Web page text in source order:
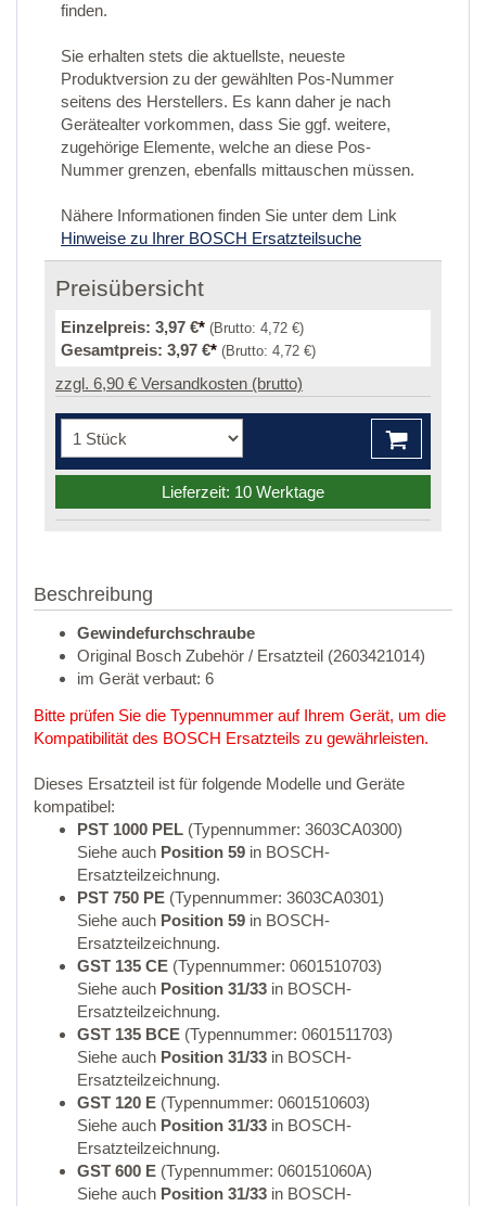
finden.
Sie erhalten stets die aktuellste, neueste
Produktversion zu der gewählten Pos-Nummer
seitens des Herstellers. Es kann daher je nach
Gerätealter vorkommen, dass Sie ggf. weitere,
zugehörige Elemente, welche an diese Pos-
Nummer grenzen, ebenfalls mittauschen müssen.
Nähere Informationen finden Sie unter dem Link
Hinweise zu Ihrer BOSCH Ersatzteilsuche
Preisübersicht
Einzelpreis: 3,97 €* (Brutto: 4,72 €)
Gesamtpreis: 3,97 €* (Brutto: 4,72 €)
zzgl. 6,90 € Versandkosten (brutto)
Lieferzeit: 10 Werktage
Beschreibung
Gewindefurchschraube
Original Bosch Zubehör / Ersatzteil (2603421014)
im Gerät verbaut: 6
Bitte prüfen Sie die Typennummer auf Ihrem Gerät, um die
Kompatibilität des BOSCH Ersatzteils zu gewährleisten.
Dieses Ersatzteil ist für folgende Modelle und Geräte
kompatibel:
PST 1000 PEL (Typennummer: 3603CA0300)
Siehe auch Position 59 in BOSCH-
Ersatzteilzeichnung.
PST 750 PE (Typennummer: 3603CA0301)
Siehe auch Position 59 in BOSCH-
Ersatzteilzeichnung.
GST 135 CE (Typennummer: 0601510703)
Siehe auch Position 31/33 in BOSCH-
Ersatzteilzeichnung.
GST 135 BCE (Typennummer: 0601511703)
Siehe auch Position 31/33 in BOSCH-
Ersatzteilzeichnung.
GST 120 E (Typennummer: 0601510603)
Siehe auch Position 31/33 in BOSCH-
Ersatzteilzeichnung.
GST 600 E (Typennummer: 060151060A)
Siehe auch Position 31/33 in BOSCH-